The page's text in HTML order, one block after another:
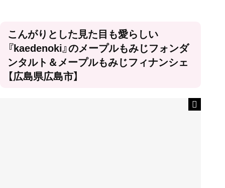
こんがりとした見た目も愛らしい
『kaedenoki』のメープルもみじフォンダ
ンタルト＆メープルもみじフィナンシェ
【広島県広島市】